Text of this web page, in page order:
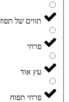
תווים של תפוז
פרחי
עץ אוד
פרחי תפוח